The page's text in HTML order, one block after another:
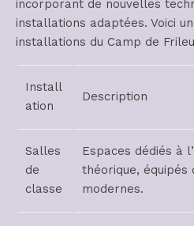
incorporant de nouvelles
installations adaptées. Voici
installations du Camp de
Install
ation
Description
Salles
de
classe
Espaces dédiés à
théorique, équipés
modernes.